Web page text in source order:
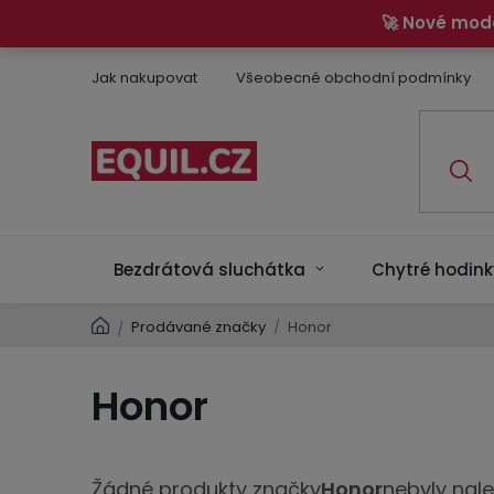
🚀 Nové
Jak nakupovat Všeobecné obchodní podmínky
Bezdrátová sluchátka Chytré
Domů
/ Prodávané značky / Honor
Honor
Žádné produkty značkyHonornebyly